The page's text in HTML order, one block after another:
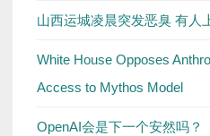
山西运城凌晨突发恶臭 有人
White House Opposes
Access to Mythos Model
OpenAI会是下一个安然吗？